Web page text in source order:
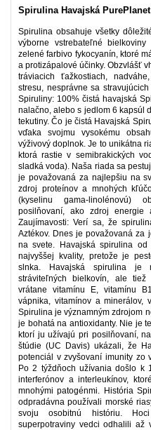
Spirulina Havajská
Spirulina obsahuje všetky
výborne vstrebateľné
zelené farbivo fykocyanín, ktoré
a protizápalové účinky. Obzvlášť
tráviacich ťažkostiach,
stresu, nesprávne sa
Spiruliny: 100% čistá havajská
nalačno, alebo s jedlom 6 kapsúl
tekutiny. Čo je čistá Havajská
vďaka svojmu vysokému
výživový doplnok. Je to unikátna
ktorá rastie v semibrakických
sladká voda). Naša riada sa
je považovaná za najlepšiu na
zdroj proteínov a mnohých
(kyselinu gama-linolénovú)
posilňovaní, ako zdroj energie
Zaujímavosti: Verí sa, že
Aztékov. Dnes je považovaná za
na svete. Havajská spirulina
najvyššej kvality, pretože je
slnka. Havajská spirulina je
stráviteľných bielkovín, ale
vrátane vitamínu E, vitamínu
vápnika, vitamínov a minerálov,
Spirulina je významným zdrojom
je bohatá na antioxidanty. Nie je
ktorí ju užívajú pri posilňovaní,
štúdie (UC Davis) ukázali, že
potenciál v zvyšovaní imunity zo
Po 2 týždňoch užívania došlo k
interferónov a interleukínov,
mnohými patogénmi. História
odpradávna používali morské
svoju osobitnú históriu.
superpotraviny vedci odhalili až